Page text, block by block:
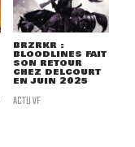
BRZRKR :
BLOODLINES FAIT
SON RETOUR
CHEZ DELCOURT
EN JUIN 2025
ACTU VF